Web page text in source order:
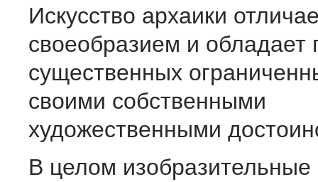
Искусство архаики
своеобразием и обладает
существенных
своими собственными
художественными
В целом изобразительные